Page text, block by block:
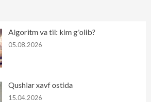
Algoritm va til: kim g'olib?
05.08.2026
Qushlar xavf ostida
15.04.2026